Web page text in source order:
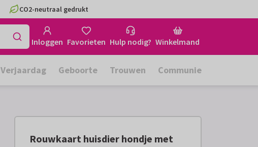
CO2-neutraal gedrukt
Inloggen Favorieten Hulp nodig? Winkelmand
Verjaardag Geboorte Trouwen Communie
Rouwkaart huisdier hondje met